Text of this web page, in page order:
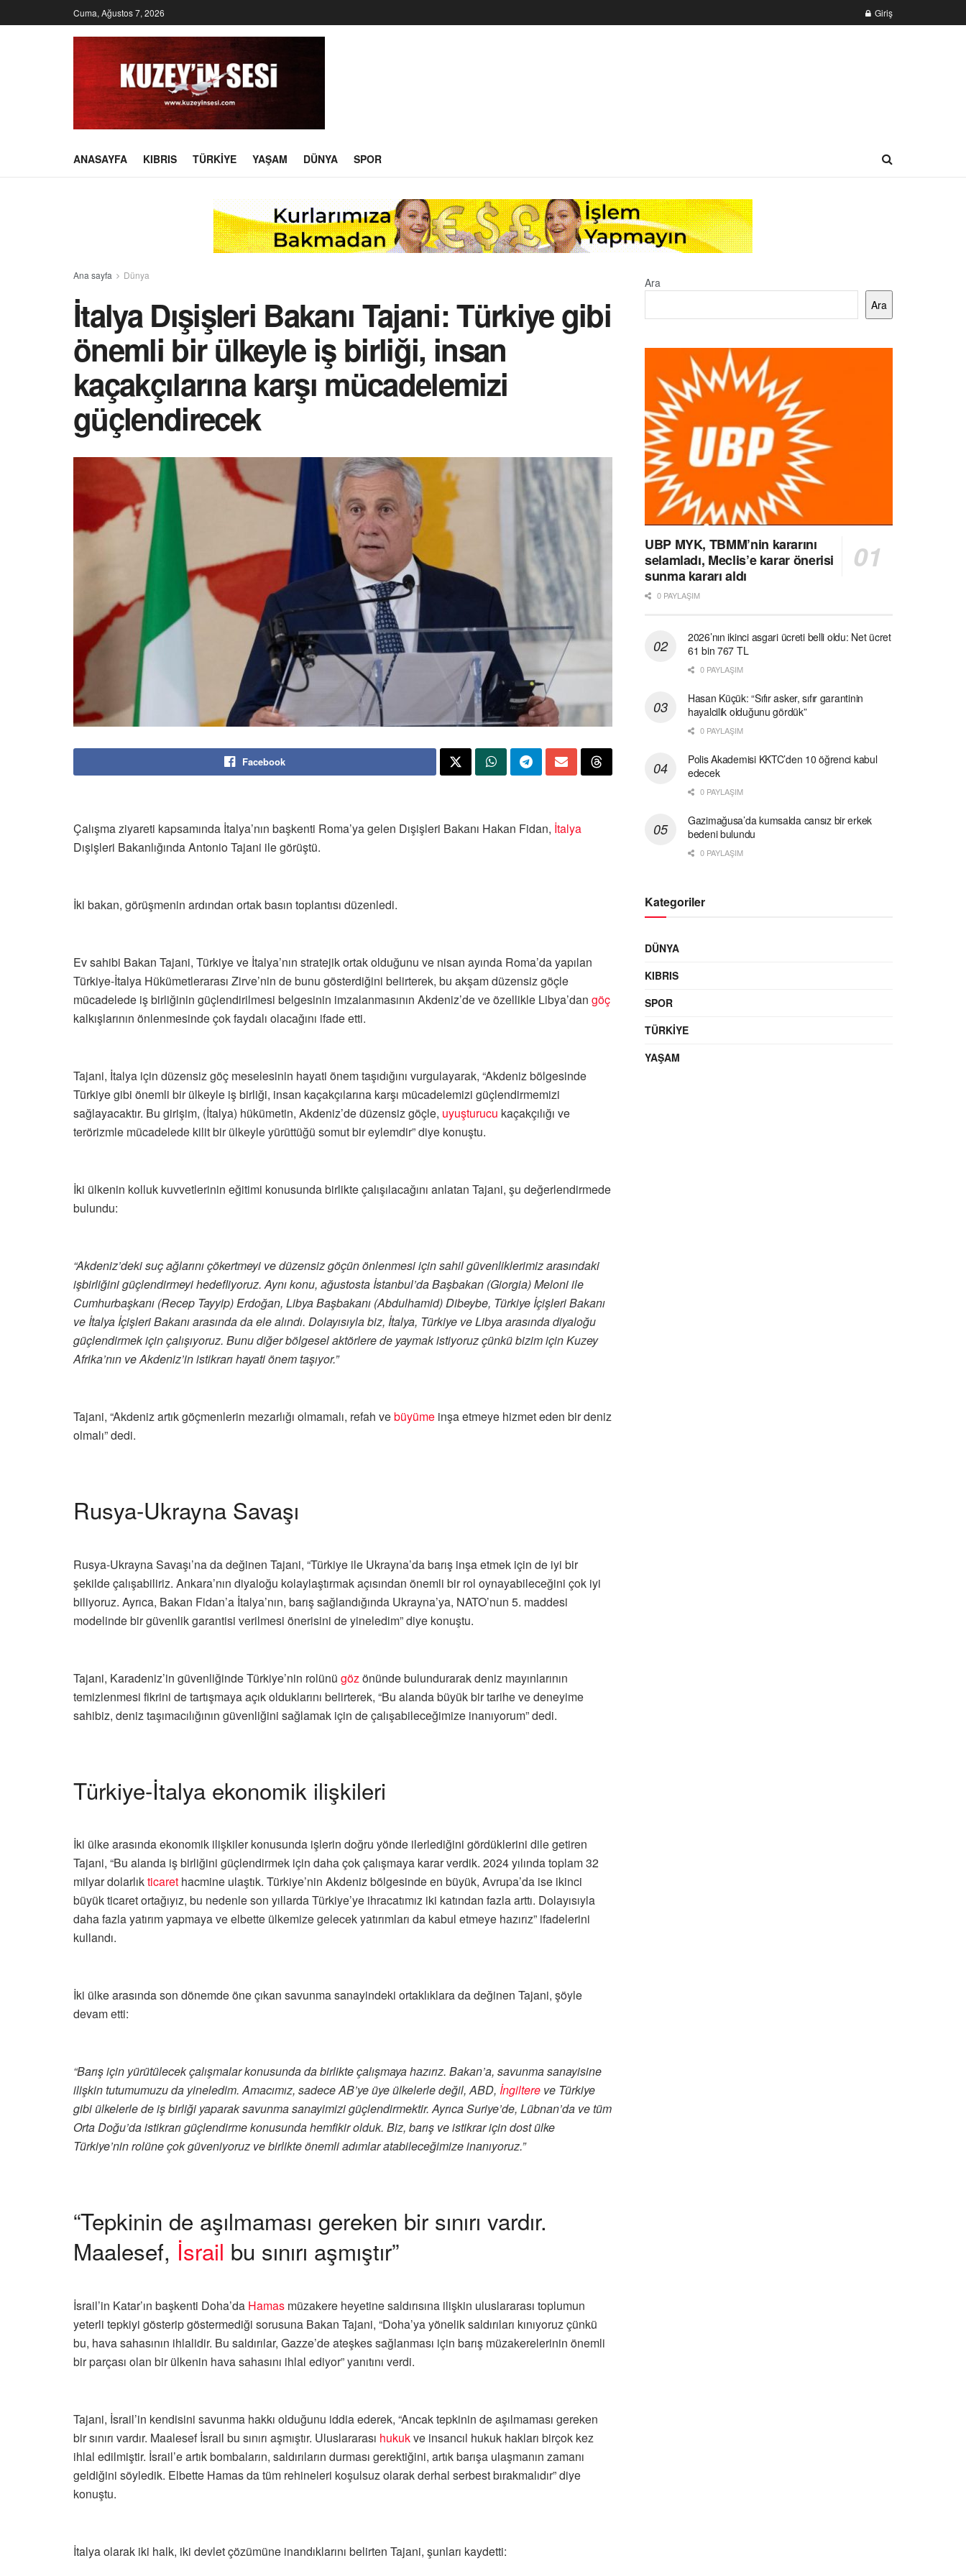
Cuma, Ağustos 7, 2026 Giriş
ANASAYFA KIBRIS TÜRKIYE YAŞAM DÜNYA SPOR
Ana sayfa Dünya
İtalya Dışişleri Bakanı Tajani: Türkiye gibi
önemli bir ülkeyle iş birliği, insan
kaçakçılarına karşı mücadelemizi
güçlendirecek
Facebook
Çalışma ziyareti kapsamında İtalya’nın başkenti Roma’ya gelen Dışişleri Bakanı Hakan Fidan, İtalya
Dışişleri Bakanlığında Antonio Tajani ile görüştü.
İki bakan, görüşmenin ardından ortak basın toplantısı düzenledi.
Ev sahibi Bakan Tajani, Türkiye ve İtalya’nın stratejik ortak olduğunu ve nisan ayında Roma’da yapılan
Türkiye-İtalya Hükümetlerarası Zirve’nin de bunu gösterdiğini belirterek, bu akşam düzensiz göçle
mücadelede iş birliğinin güçlendirilmesi belgesinin imzalanmasının Akdeniz’de ve özellikle Libya’dan göç
kalkışlarının önlenmesinde çok faydalı olacağını ifade etti.
Tajani, İtalya için düzensiz göç meselesinin hayati önem taşıdığını vurgulayarak, “Akdeniz bölgesinde
Türkiye gibi önemli bir ülkeyle iş birliği, insan kaçakçılarına karşı mücadelemizi güçlendirmemizi
sağlayacaktır. Bu girişim, (İtalya) hükümetin, Akdeniz’de düzensiz göçle, uyuşturucu kaçakçılığı ve
terörizmle mücadelede kilit bir ülkeyle yürüttüğü somut bir eylemdir” diye konuştu.
İki ülkenin kolluk kuvvetlerinin eğitimi konusunda birlikte çalışılacağını anlatan Tajani, şu değerlendirmede
bulundu:
“Akdeniz’deki suç ağlarını çökertmeyi ve düzensiz göçün önlenmesi için sahil güvenliklerimiz arasındaki
işbirliğini güçlendirmeyi hedefliyoruz. Aynı konu, ağustosta İstanbul’da Başbakan (Giorgia) Meloni ile
Cumhurbaşkanı (Recep Tayyip) Erdoğan, Libya Başbakanı (Abdulhamid) Dibeybe, Türkiye İçişleri Bakanı
ve İtalya İçişleri Bakanı arasında da ele alındı. Dolayısıyla biz, İtalya, Türkiye ve Libya arasında diyaloğu
güçlendirmek için çalışıyoruz. Bunu diğer bölgesel aktörlere de yaymak istiyoruz çünkü bizim için Kuzey
Afrika’nın ve Akdeniz’in istikrarı hayati önem taşıyor.”
Tajani, “Akdeniz artık göçmenlerin mezarlığı olmamalı, refah vebüyüme inşa etmeye hizmet eden bir deniz
olmalı” dedi.
Rusya-Ukrayna Savaşı
Rusya-Ukrayna Savaşı’na da değinen Tajani, “Türkiye ile Ukrayna’da barış inşa etmek için de iyi bir
şekilde çalışabiliriz. Ankara’nın diyaloğu kolaylaştırmak açısından önemli bir rol oynayabileceğini çok iyi
biliyoruz. Ayrıca, Bakan Fidan’a İtalya’nın, barış sağlandığında Ukrayna’ya, NATO’nun 5. maddesi
modelinde bir güvenlik garantisi verilmesi önerisini de yineledim” diye konuştu.
Tajani, Karadeniz’in güvenliğinde Türkiye’nin rolünü gözönünde bulundurarak deniz mayınlarının
temizlenmesi fikrini de tartışmaya açık olduklarını belirterek, “Bu alanda büyük bir tarihe ve deneyime
sahibiz, deniz taşımacılığının güvenliğini sağlamak için de çalışabileceğimize inanıyorum” dedi.
Türkiye-İtalya ekonomik ilişkileri
İki ülke arasında ekonomik ilişkiler konusunda işlerin doğru yönde ilerlediğini gördüklerini dile getiren
Tajani, “Bu alanda iş birliğini güçlendirmek için daha çok çalışmaya karar verdik. 2024 yılında toplam 32
milyar dolarlıkticaret hacmine ulaştık. Türkiye’nin Akdeniz bölgesinde en büyük, Avrupa’da ise ikinci
büyük ticaret ortağıyız, bu nedenle son yıllarda Türkiye’ye ihracatımız iki katından fazla arttı. Dolayısıyla
daha fazla yatırım yapmaya ve elbette ülkemize gelecek yatırımları da kabul etmeye hazırız” ifadelerini
kullandı.
İki ülke arasında son dönemde öne çıkan savunma sanayindeki ortaklıklara da değinen Tajani, şöyle
devam etti:
“Barış için yürütülecek çalışmalar konusunda da birlikte çalışmaya hazırız. Bakan’a, savunma sanayisine
ilişkin tutumumuzu da yineledim. Amacımız, sadece AB’ye üye ülkelerle değil, ABD, İngiltere ve Türkiye
gibi ülkelerle de iş birliği yaparak savunma sanayimizi güçlendirmektir. Ayrıca Suriye’de, Lübnan’da ve tüm
Orta Doğu’da istikrarı güçlendirme konusunda hemfikir olduk. Biz, barış ve istikrar için dost ülke
Türkiye’nin rolüne çok güveniyoruz ve birlikte önemli adımlar atabileceğimize inanıyoruz.”
“Tepkinin de aşılmaması gereken bir sınırı vardır.
Maalesef, İsrail bu sınırı aşmıştır”
İsrail’in Katar’ın başkenti Doha’da Hamas müzakere heyetine saldırısına ilişkin uluslararası toplumun
yeterli tepkiyi gösterip göstermediği sorusuna Bakan Tajani, “Doha’ya yönelik saldırıları kınıyoruz çünkü
bu, hava sahasının ihlalidir. Bu saldırılar, Gazze’de ateşkes sağlanması için barış müzakerelerinin önemli
bir parçası olan bir ülkenin hava sahasını ihlal ediyor” yanıtını verdi.
Tajani, İsrail’in kendisini savunma hakkı olduğunu iddia ederek, “Ancak tepkinin de aşılmaması gereken
bir sınırı vardır. Maalesef İsrail bu sınırı aşmıştır. Uluslararası hukukve insancıl hukuk hakları birçok kez
ihlal edilmiştir. İsrail’e artık bombaların, saldırıların durması gerektiğini, artık barışa ulaşmanın zamanı
geldiğini söyledik. Elbette Hamas da tüm rehineleri koşulsuz olarak derhal serbest bırakmalıdır” diye
konuştu.
İtalya olarak iki halk, iki devlet çözümüne inandıklarını belirten Tajani, şunları kaydetti:
Ara
Ara
UBP MYK, TBMM’nin kararını
selamladı, Meclis’e karar önerisi
sunma kararı aldı
0 PAYLAŞIM
2026’nın ikinci asgari ücreti belli oldu: Net ücret
61 bin 767 TL
0 PAYLAŞIM
Hasan Küçük: “Sıfır asker, sıfır garantinin
hayalcilik olduğunu gördük”
0 PAYLAŞIM
Polis Akademisi KKTC’den 10 öğrenci kabul
edecek
0 PAYLAŞIM
Gazimağusa’da kumsalda cansız bir erkek
bedeni bulundu
0 PAYLAŞIM
Kategoriler
DÜNYA
KIBRIS
SPOR
TÜRKIYE
YAŞAM